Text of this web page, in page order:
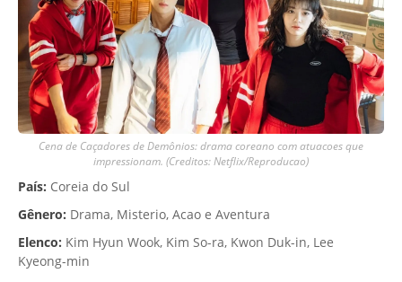
Cena de Caçadores de Demônios: drama coreano com atuacoes que
impressionam. (Creditos: Netflix/Reproducao)
País: Coreia do Sul
Gênero: Drama, Misterio, Acao e Aventura
Elenco: Kim Hyun Wook, Kim So-ra, Kwon Duk-in, Lee
Kyeong-min